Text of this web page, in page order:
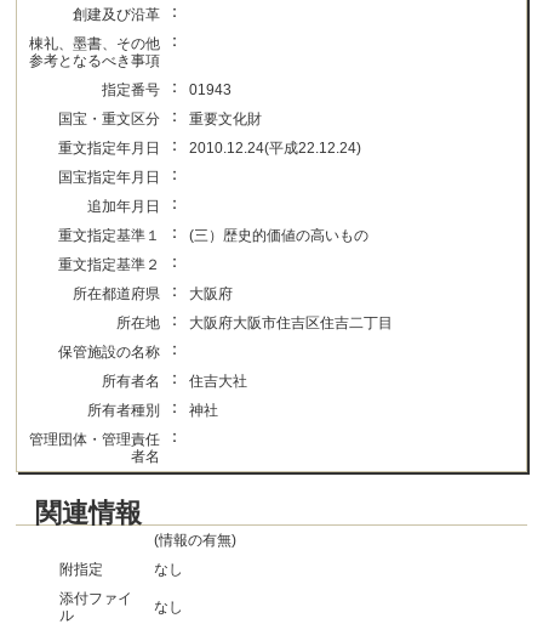
創建及び沿革
：
棟礼、墨書、その他
参考となるべき事項
：
指定番号 ：
01943
国宝・重文区分
：
重要文化財
重文指定年月日
：
2010.12.24(平成22.12.24)
国宝指定年月日
：
追加年月日 ：
重文指定基準１ ：
(三）歴史的価値の高いもの
重文指定基準２
：
所在都道府県 ：
大阪府
所在地
：
大阪府大阪市住吉区住吉二丁目
保管施設の名称
：
所有者名 ：
住吉大社
所有者種別
：
神社
管理団体・管理責任
者名
：
関連情報
(情報の有無)
附指定
なし
添付ファイ
ル
なし